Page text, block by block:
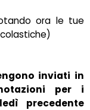
ora le tue
inviati in
per i
precedente